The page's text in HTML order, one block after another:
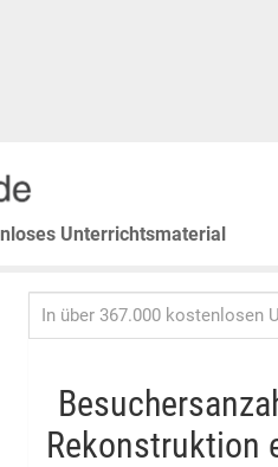
Unterrichtsmaterial
Rekonstruktion